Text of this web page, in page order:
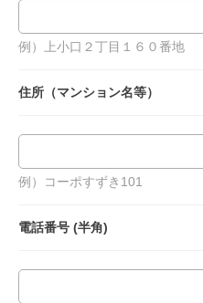
例）上小口２丁目１６０番地
住所（マンション名等）
例）コーポすずき101
電話番号 (半角)